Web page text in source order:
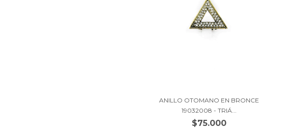
ANILLO OTOMANO EN BRONCE
19032008 - TRIÁ...
$75.000